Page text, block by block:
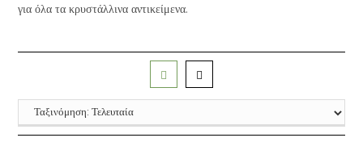
για όλα τα κρυστάλλινα αντικείμενα.